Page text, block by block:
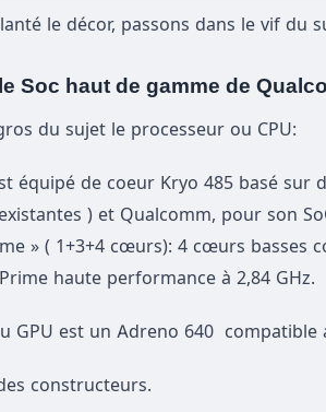
le décor, passons dans le vif du
Soc haut de gamme de
du sujet le processeur ou CPU:
équipé de coeur Kryo 485 basé sur
) et Qualcomm, pour son
» ( 1+3+4 cœurs): 4 cœurs basses
haute performance à 2,84 GHz.
GPU est un Adreno 640 compatible
constructeurs.